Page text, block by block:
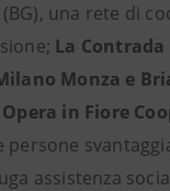
una rete di
La Contrada
Monza e
Opera in Fiore
assistenza